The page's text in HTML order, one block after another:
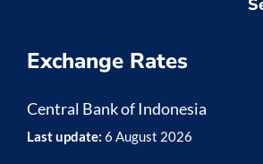
Exchange Rates
Central Bank of Indonesia
Last update: 6 August 2026